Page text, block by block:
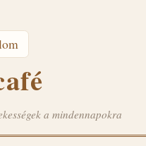
a mindennapokra